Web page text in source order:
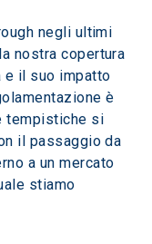
negli ultimi
nostra copertura
e il suo impatto
è
tempistiche si
il passaggio da
a un mercato
stiamo